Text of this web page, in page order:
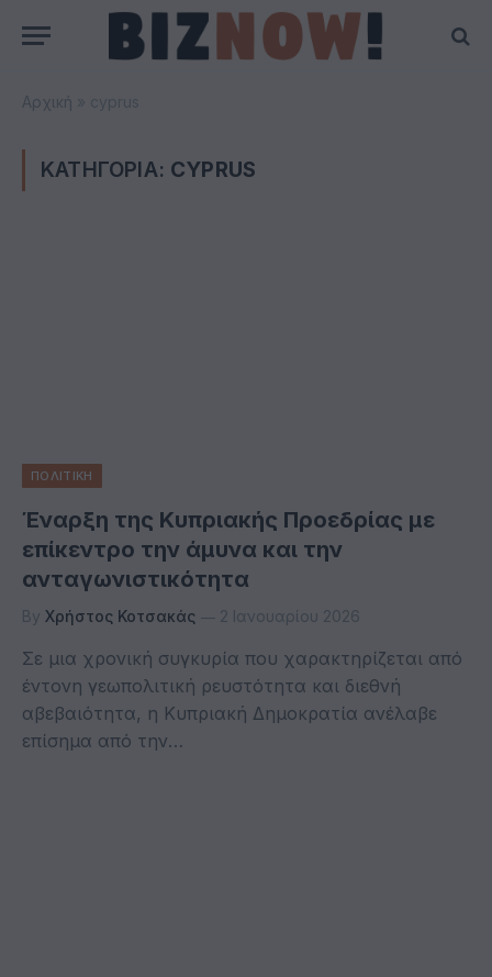
Αρχική
ΚΑΤΗΓΟΡΙΑ: CYPRUS
ΠΟΛΙΤΙΚΗ
Έναρξη της Κυπριακής Προεδρίας με
επίκεντρο την άμυνα και την
ανταγωνιστικότητα
By Χρήστος Κοτσακάς 2 Ιανουαρίου 2026
Σε μια χρονική συγκυρία που χαρακτηρίζεται από
έντονη γεωπολιτική ρευστότητα και διεθνή
αβεβαιότητα, η Κυπριακή Δημοκρατία ανέλαβε
επίσημα από την…